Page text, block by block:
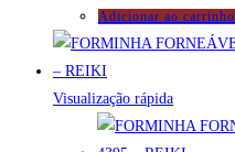
Adicionar ao carrinho
Visualização rápida